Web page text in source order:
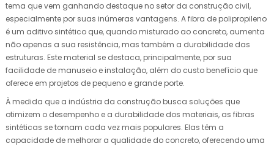
tema que vem ganhando destaque no setor da construção civil,
especialmente por suas inúmeras vantagens. A fibra de polipropileno
é um aditivo sintético que, quando misturado ao concreto, aumenta
não apenas a sua resistência, mas também a durabilidade das
estruturas. Este material se destaca, principalmente, por sua
facilidade de manuseio e instalação, além do custo benefício que
oferece em projetos de pequeno e grande porte.
À medida que a indústria da construção busca soluções que
otimizem o desempenho e a durabilidade dos materiais, as fibras
sintéticas se tornam cada vez mais populares. Elas têm a
capacidade de melhorar a qualidade do concreto, oferecendo uma